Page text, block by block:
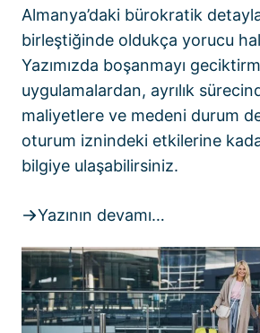
Almanya’daki bürokratik
birleştiğinde oldukça yorucu
Yazımızda boşanmayı
uygulamalardan, ayrılık
maliyetlere ve medeni durum
oturum iznindeki etkilerine
bilgiye ulaşabilirsiniz.
Yazının devamı…